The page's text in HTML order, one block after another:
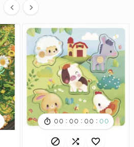
 
00 : 00 : 00 : 00
  